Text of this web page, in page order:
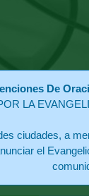
De
LA
ciudades, a
el